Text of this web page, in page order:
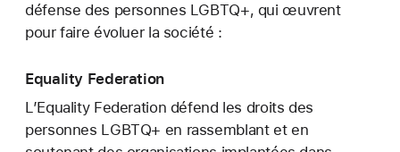
défense des personnes LGBTQ+, qui œuvrent
pour faire évoluer la société :
Equality Federation
L’Equality Federation défend les droits des
personnes LGBTQ+ en rassemblant et en